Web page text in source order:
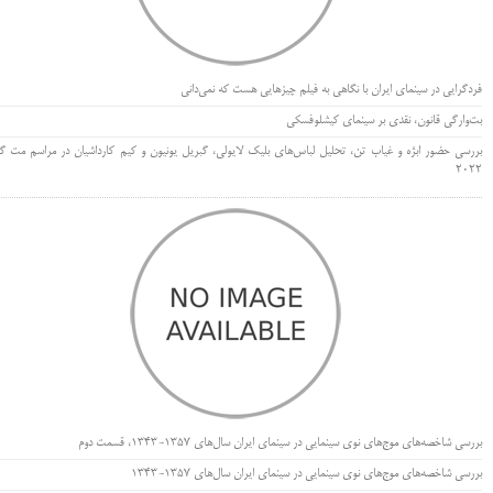
فردگرایی در سینمای ایران با نگاهی به فیلم چیزهایی هست که نمی‌دانی
بت‌وارگی قانون، نقدی بر سینمای کیشلوفسکی
بررسی حضور ابژه و غیاب تن، تحلیل لباس‌های بلیک لایولی، گبریل یونیون و کیم کارداشیان در مراسم مت
۲۰۲۲
بررسی شاخصه‌های موج‌های نوی سینمایی در سینمای ایران سال‌های 1357-1343، قسمت دوم
بررسی شاخصه‌های موج‌های نوی سینمایی در سینمای ایران سال‌های 1357-1343